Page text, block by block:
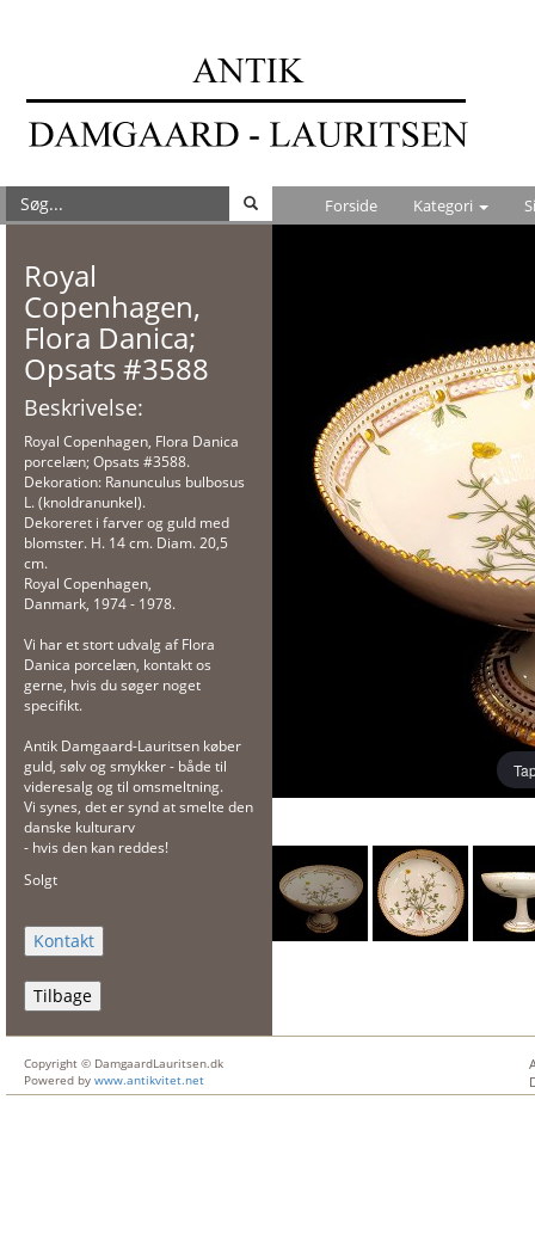
Forside Kategori
Royal
Copenhagen,
Flora Danica;
Opsats #3588
Beskrivelse:
Royal Copenhagen, Flora Danica
porcelæn; Opsats #3588.
Dekoration: Ranunculus bulbosus
L. (knoldranunkel).
Dekoreret i farver og guld med
blomster. H. 14 cm. Diam. 20,5
cm.
Royal Copenhagen,
Danmark, 1974 - 1978.
Vi har et stort udvalg af Flora
Danica porcelæn, kontakt os
gerne, hvis du søger noget
specifikt.
Antik Damgaard-Lauritsen køber
guld, sølv og smykker - både til
videresalg og til omsmeltning.
Vi synes, det er synd at smelte den
danske kulturarv
- hvis den kan reddes!
Solgt
Tilbage
Copyright © DamgaardLauritsen.dk
Powered by www.antikvitet.net